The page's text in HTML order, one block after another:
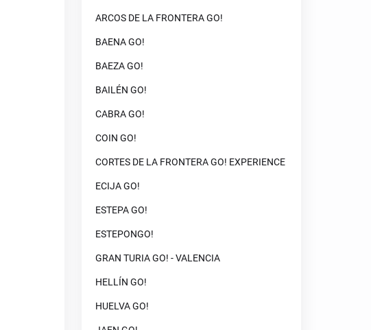
ARCOS DE LA FRONTERA GO!
BAENA GO!
BAEZA GO!
BAILÉN GO!
CABRA GO!
COIN GO!
CORTES DE LA FRONTERA GO! EXPERIENCE
ECIJA GO!
ESTEPA GO!
ESTEPONGO!
GRAN TURIA GO! - VALENCIA
HELLÍN GO!
HUELVA GO!